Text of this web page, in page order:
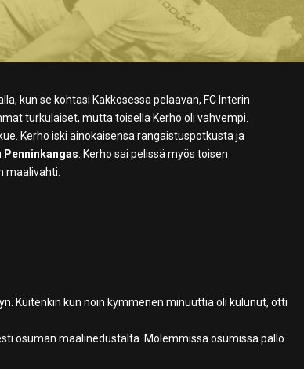
kun se kohtasi Kakkosessa pelaavan, FC Interin
turkulaiset, mutta toisella Kerho oli vahvempi.
Kerho iski ainokaisensa rangaistuspotkusta ja
Penninkangas. Kerho sai pelissä myös toisen
maalivahti.
Kuitenkin kun noin kymmenen minuuttia oli kulunut, otti
osuman maalinedustalta. Molemmissa osumissa pallo